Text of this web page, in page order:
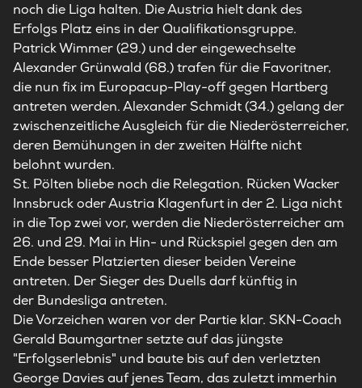
noch die Liga halten. Die Austria hielt dank des
Erfolgs Platz eins in der Qualifikationsgruppe.
Patrick Wimmer (29.) und der eingewechselte
Alexander Grünwald (68.) trafen für die Favoritner,
die nun fix im Europacup-Play-off gegen Hartberg
antreten werden. Alexander Schmidt (34.) gelang der
zwischenzeitliche Ausgleich für die Niederösterreicher,
deren Bemühungen in der zweiten Hälfte nicht
belohnt wurden.
St. Pölten bliebe noch die Relegation. Rücken Wacker
Innsbruck oder Austria Klagenfurt in der 2. Liga nicht
in die Top zwei vor, werden die Niederösterreicher am
26. und 29. Mai in Hin- und Rückspiel gegen den am
Ende besser Platzierten dieser beiden Vereine
antreten. Der Sieger des Duells darf künftig in
der Bundesliga antreten.
Die Vorzeichen waren vor der Partie klar. SKN-Coach
Gerald Baumgartner setzte auf das jüngste
"Erfolgserlebnis" und baute bis auf den verletzten
George Davies auf jenes Team, das zuletzt immerhin